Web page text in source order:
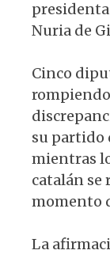
Nuria de
Cinco
su partido
mientras
catalán
momento
La